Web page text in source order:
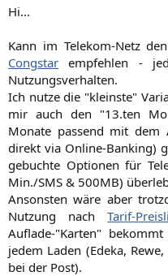
S
Hi...
Kann im Telekom-Netz den
Congstar empfehlen -
Nutzungsverhalten.
Ich nutze die "kleinste"
mir auch den "13.ten
Monate passend mit dem
direkt via Online-Banking)
gebuchte Optionen für
Min./SMS & 500MB)
Ansonsten wäre aber
Nutzung nachTarif-
Auflade-"Karten"
jedem Laden (Edeka,
bei der Post).